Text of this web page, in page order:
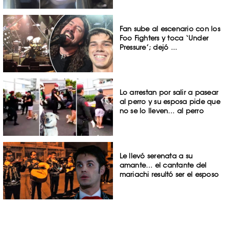
Fan sube al escenario con los
Foo Fighters y toca ‘Under
Pressure’; dejó ...
Lo arrestan por salir a pasear
al perro y su esposa pide que
no se lo lleven… al perro
Le llevó serenata a su
amante… el cantante del
mariachi resultó ser el esposo